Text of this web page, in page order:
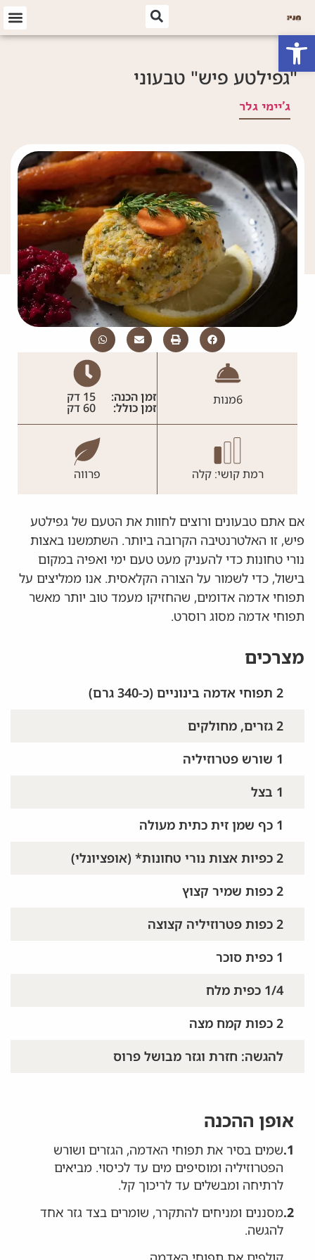
פתח סרגל נגישות
"גפילטע פיש" טבעוני
ג'יימי גלר
6מנות זמן הכנה: 15 דק
זמן כולל: 60 דק
רמת קושי: קלה פרווה
אם אתם טבעונים ורוצים לחוות את הטעם של גפילטע
פיש, זו האלטרנטיבה הקרובה ביותר. השתמשנו באצות
נורי טחונות כדי להעניק מעט טעם ימי ואפיה במקום
בישול, כדי לשמור על הצורה הקלאסית. אנו ממליצים על
תפוחי אדמה אדומים, שהחזיקו מעמד טוב יותר מאשר
תפוחי אדמה מסוג רוסרט.
מצרכים
2 תפוחי אדמה בינוניים (כ-340 גרם)
2 גזרים, מחולקים
1 שורש פטרוזיליה
1 בצל
1 כף שמן זית כתית מעולה
2 כפיות אצות נורי טחונות* (אופציונלי)
2 כפות שמיר קצוץ
2 כפות פטרוזיליה קצוצה
1 כפית סוכר
1/4 כפית מלח
2 כפות קמח מצה
להגשה: חזרת וגזר מבושל פרוס
אופן ההכנה
1. שמים בסיר את תפוחי האדמה, הגזרים ושורש
הפטרוזיליה ומוסיפים מים עד לכיסוי. מביאים
לרתיחה ומבשלים עד לריכוך קל.
2. מסננים ומניחים להתקרר, שומרים בצד גזר אחד
להגשה.